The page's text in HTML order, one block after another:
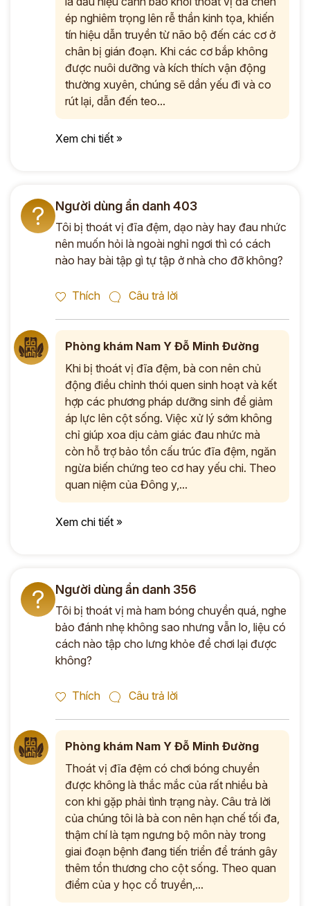
ép nghiêm trọng lên rễ thần kinh tọa, khiến
tín hiệu dẫn truyền từ não bộ đến các cơ ở
chân bị gián đoạn. Khi các cơ bắp không
được nuôi dưỡng và kích thích vận động
thường xuyên, chúng sẽ dần yếu đi và co
rút lại, dẫn đến teo...
Xem chi tiết »
? Người dùng ẩn danh 403
Tôi bị thoát vị đĩa đệm, dạo này hay đau nhức
nên muốn hỏi là ngoài nghỉ ngơi thì có cách
nào hay bài tập gì tự tập ở nhà cho đỡ không?
Thích Câu trả lời
Phòng khám Nam Y Đỗ Minh Đường
Khi bị thoát vị đĩa đệm, bà con nên chủ
động điều chỉnh thói quen sinh hoạt và kết
hợp các phương pháp dưỡng sinh để giảm
áp lực lên cột sống. Việc xử lý sớm không
chỉ giúp xoa dịu cảm giác đau nhức mà
còn hỗ trợ bảo tồn cấu trúc đĩa đệm, ngăn
ngừa biến chứng teo cơ hay yếu chi. Theo
quan niệm của Đông y,...
Xem chi tiết »
? Người dùng ẩn danh 356
Tôi bị thoát vị mà ham bóng chuyền quá, nghe
bảo đánh nhẹ không sao nhưng vẫn lo, liệu có
cách nào tập cho lưng khỏe để chơi lại được
không?
Thích Câu trả lời
Phòng khám Nam Y Đỗ Minh Đường
Thoát vị đĩa đệm có chơi bóng chuyền
được không là thắc mắc của rất nhiều bà
con khi gặp phải tình trạng này. Câu trả lời
của chúng tôi là bà con nên hạn chế tối đa,
thậm chí là tạm ngưng bộ môn này trong
giai đoạn bệnh đang tiến triển để tránh gây
thêm tổn thương cho cột sống. Theo quan
điểm của y học cổ truyền,...
ĐĂNG KÝ TƯ VẤN
THĂM KHÁM
CÙNG CHUYÊN GIA Y HỌC CỔ TRUYỀN
*
Thông tin của bạn được bảo mật và chỉ sử dụng cho mục đích tư vấn.